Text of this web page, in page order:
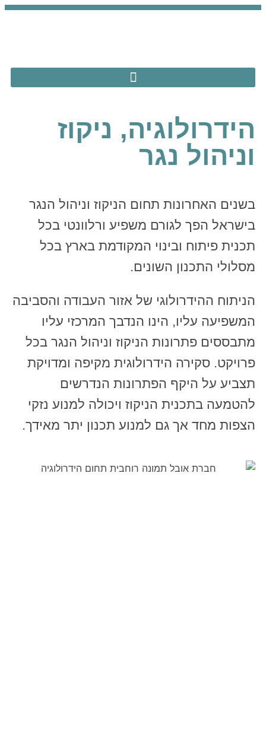
הידרולוגיה, ניקוז
וניהול נגר
בשנים האחרונות תחום הניקוז וניהול הנגר
בישראל הפך לגורם משפיע ורלוונטי בכל
תכנית פיתוח ובינוי המקודמת בארץ בכל
מסלולי התכנון השונים.
הניתוח ההידרולוגי של אזור העבודה והסביבה
המשפיעה עליו, הינו הנדבך המרכזי עליו
מתבססים פתרונות הניקוז וניהול הנגר בכל
פרויקט. סקירה הידרולוגית מקיפה ומדויקת
תצביע על היקף הפתרונות הנדרשים
להטמעה בתכנית הניקוז ויכולה למנוע נזקי
הצפות מחד אך גם למנוע תכנון יתר מאידך.